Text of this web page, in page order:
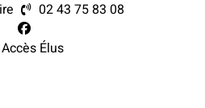
02 43 75 83 08
Accès Élus